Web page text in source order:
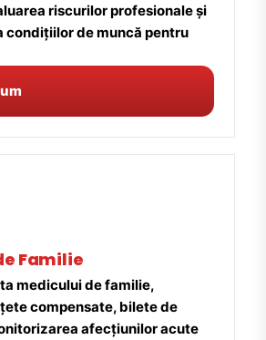
riscurilor profesionale și
condițiilor de muncă pentru
Familie
medicului de familie,
compensate, bilete de
afecțiunilor acute